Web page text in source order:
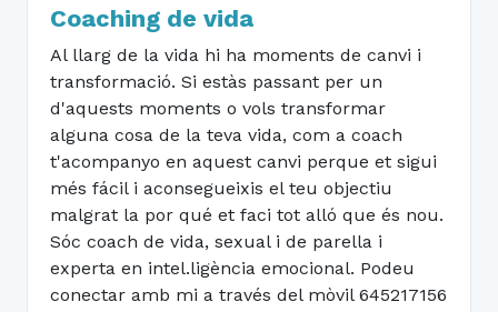
Coaching de vida
Al llarg de la vida hi ha moments de canvi i
transformació. Si estàs passant per un
d'aquests moments o vols transformar
alguna cosa de la teva vida, com a coach
t'acompanyo en aquest canvi perque et sigui
més fácil i aconsegueixis el teu objectiu
malgrat la por qué et faci tot alló que és nou.
Sóc coach de vida, sexual i de parella i
experta en intel.ligència emocional. Podeu
conectar amb mi a través del mòvil 645217156